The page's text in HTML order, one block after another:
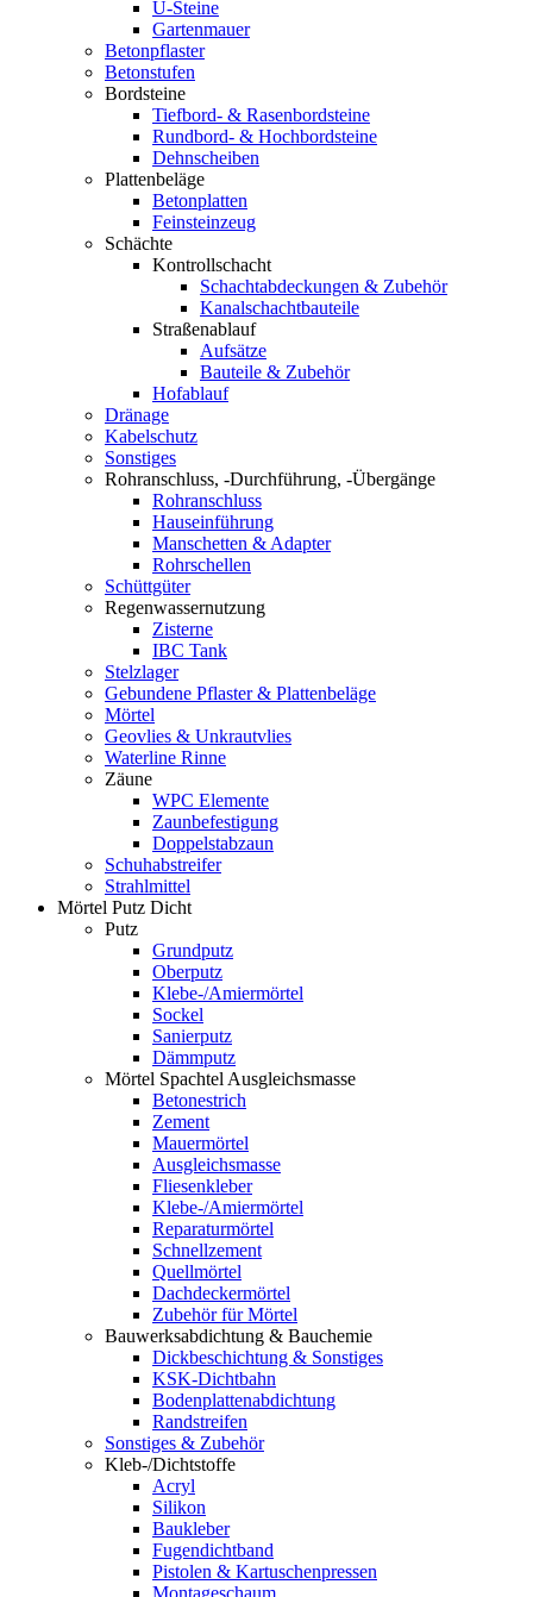
U-Steine
Gartenmauer
Betonpflaster
Betonstufen
Bordsteine
Tiefbord- & Rasenbordsteine
Rundbord- & Hochbordsteine
Dehnscheiben
Plattenbeläge
Betonplatten
Feinsteinzeug
Schächte
Kontrollschacht
Schachtabdeckungen & Zubehör
Kanalschachtbauteile
Straßenablauf
Aufsätze
Bauteile & Zubehör
Hofablauf
Dränage
Kabelschutz
Sonstiges
Rohranschluss, -Durchführung, -Übergänge
Rohranschluss
Hauseinführung
Manschetten & Adapter
Rohrschellen
Schüttgüter
Regenwassernutzung
Zisterne
IBC Tank
Stelzlager
Gebundene Pflaster & Plattenbeläge
Mörtel
Geovlies & Unkrautvlies
Waterline Rinne
Zäune
WPC Elemente
Zaunbefestigung
Doppelstabzaun
Schuhabstreifer
Strahlmittel
Mörtel Putz Dicht
Putz
Grundputz
Oberputz
Klebe-/Amiermörtel
Sockel
Sanierputz
Dämmputz
Mörtel Spachtel Ausgleichsmasse
Betonestrich
Zement
Mauermörtel
Ausgleichsmasse
Fliesenkleber
Klebe-/Amiermörtel
Reparaturmörtel
Schnellzement
Quellmörtel
Dachdeckermörtel
Zubehör für Mörtel
Bauwerksabdichtung & Bauchemie
Dickbeschichtung & Sonstiges
KSK-Dichtbahn
Bodenplattenabdichtung
Randstreifen
Sonstiges & Zubehör
Kleb-/Dichtstoffe
Acryl
Silikon
Baukleber
Fugendichtband
Pistolen & Kartuschenpressen
Montageschaum